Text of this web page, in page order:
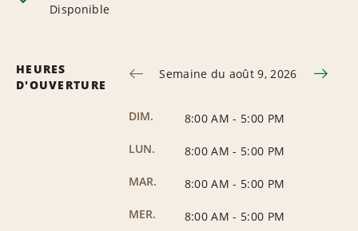
Disponible
HEURES
D'OUVERTURE
Semaine du août 9, 2026
DIM. 8:00 AM - 5:00 PM
LUN.
8:00 AM - 5:00 PM
MAR.
8:00 AM - 5:00 PM
MER.
8:00 AM - 5:00 PM